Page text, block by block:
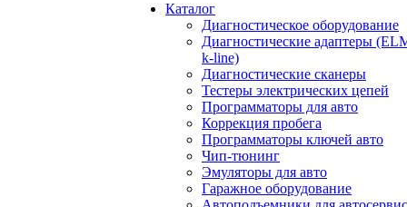
Каталог
Диагностическое оборудование
Диагностические адаптеры
k-line)
Диагностические сканеры
Тестеры электрических цепей
Программаторы для авто
Коррекция пробега
Программаторы ключей авто
Чип-тюнинг
Эмуляторы для авто
Гаражное оборудование